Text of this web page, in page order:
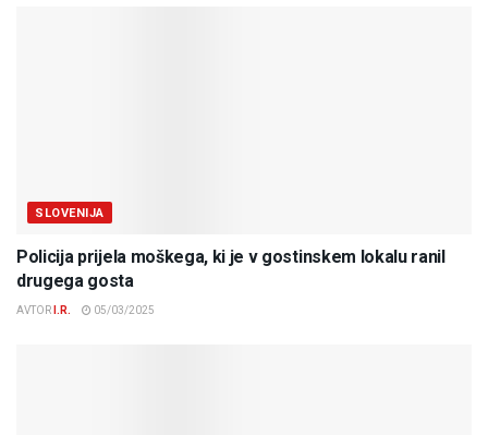
SLOVENIJA
Policija prijela moškega, ki je v gostinskem lokalu ranil
drugega gosta
AVTOR I.R. 05/03/2025